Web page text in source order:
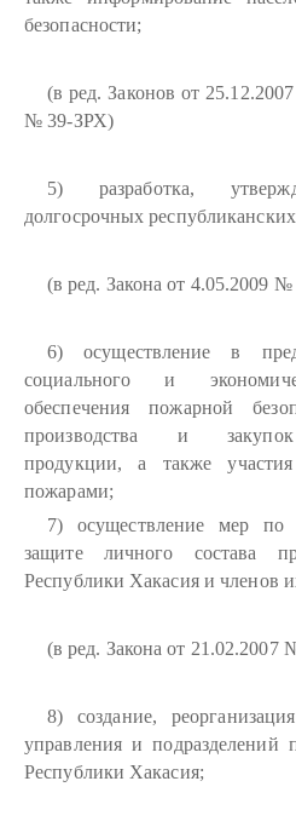
безопасности;
(в ред. Законов от
№ 39-ЗРХ)
5) разработка,
долгосрочных
(в ред. Закона от 4.05.2009
6) осуществление в
социального и
обеспечения пожарной
производства и закупок
продукции, а также
пожарами;
7) осуществление мер по
защите личного состава
Республики Хакасия и членов
(в ред. Закона от 21.02.2007
8) создание,
управления и подразделений
Республики Хакасия;